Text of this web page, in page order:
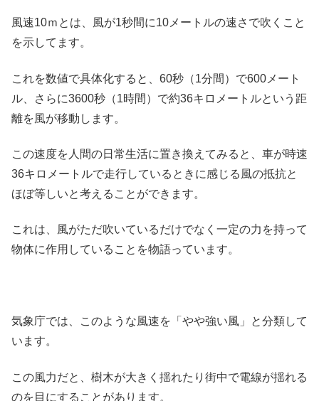
風速10ｍとは、風が1秒間に10メートルの速さで吹くこと
を示してます。
これを数値で具体化すると、60秒（1分間）で600メート
ル、さらに3600秒（1時間）で約36キロメートルという距
離を風が移動します。
この速度を人間の日常生活に置き換えてみると、車が時速
36キロメートルで走行しているときに感じる風の抵抗と
ほぼ等しいと考えることができます。
これは、風がただ吹いているだけでなく一定の力を持って
物体に作用していることを物語っています。
気象庁では、このような風速を「やや強い風」と分類して
います。
この風力だと、樹木が大きく揺れたり街中で電線が揺れる
のを目にすることがあります。